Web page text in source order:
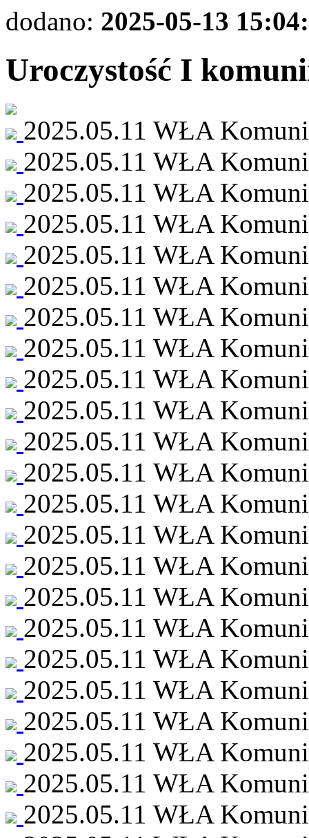
dodano: 2025-05-13
Uroczystość I
2025.05.11 WŁA
2025.05.11 WŁA
2025.05.11 WŁA
2025.05.11 WŁA
2025.05.11 WŁA
2025.05.11 WŁA
2025.05.11 WŁA
2025.05.11 WŁA
2025.05.11 WŁA
2025.05.11 WŁA
2025.05.11 WŁA
2025.05.11 WŁA
2025.05.11 WŁA
2025.05.11 WŁA
2025.05.11 WŁA
2025.05.11 WŁA
2025.05.11 WŁA
2025.05.11 WŁA
2025.05.11 WŁA
2025.05.11 WŁA
2025.05.11 WŁA
2025.05.11 WŁA
2025.05.11 WŁA